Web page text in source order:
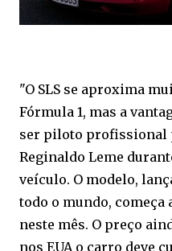
"O SLS se aproxima
Fórmula 1, mas a
ser piloto profissional
Reginaldo Leme
veículo. O modelo,
todo o mundo,
neste mês. O preço
nos EUA o carro deve